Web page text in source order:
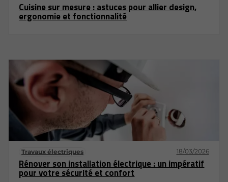
Cuisine sur mesure : astuces pour allier design,
ergonomie et fonctionnalité
Travaux électriques 18/03/2026
Rénover son installation électrique : un impératif
pour votre sécurité et confort